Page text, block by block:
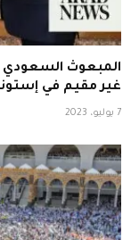
المبعوث السعودي
غير مقيم في
7 يوليو، 2023